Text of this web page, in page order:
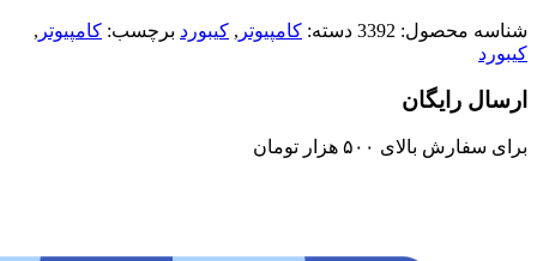
شناسه محصول: 3392 دسته: کامپیوتر , کیبورد برچسب: کامپیوتر ,
کیبورد
ارسال رایگان
برای سفارش‌ بالای ۵۰۰ هزار تومان